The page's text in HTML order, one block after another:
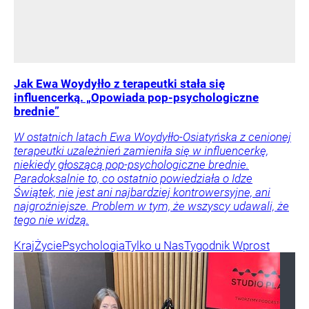
Jak Ewa Woydyłło z terapeutki stała się
influencerką. „Opowiada pop-psychologiczne
brednie”
W ostatnich latach Ewa Woydyłło-Osiatyńska z cenionej
terapeutki uzależnień zamieniła się w influencerkę,
niekiedy głoszącą pop-psychologiczne brednie.
Paradoksalnie to, co ostatnio powiedziała o Idze
Świątek, nie jest ani najbardziej kontrowersyjne, ani
najgroźniejsze. Problem w tym, że wszyscy udawali, że
tego nie widzą.
KrajŻyciePsychologiaTylko u NasTygodnik Wprost